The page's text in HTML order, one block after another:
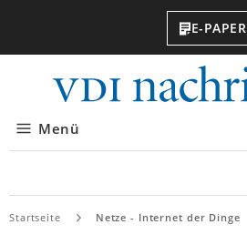
E-PAPER
Menü
Startseite Netze - Internet der Dinge